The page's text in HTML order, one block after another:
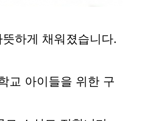
하게 채워졌습니다.
교 아이들을 위한 구